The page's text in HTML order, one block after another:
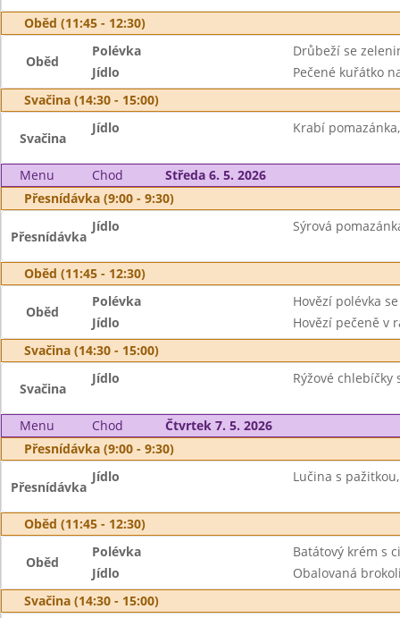
Oběd (11:45 - 12:30)
Oběd
Polévka
Drůbeží se
Jídlo
Pečené kuřátko
Svačina (14:30 - 15:00)
Svačina
Jídlo Krabí
Menu Chod
Středa 6. 5. 2026
Přesnídávka (9:00 - 9:30)
Přesnídávka
Jídlo Sýrová
Oběd (11:45 - 12:30)
Oběd
Polévka
Hovězí polévka
Jídlo
Hovězí pečeně v
Svačina (14:30 - 15:00)
Svačina
Jídlo Rýžové chlebíčky
Menu Chod
Čtvrtek 7. 5. 2026
Přesnídávka (9:00 - 9:30)
Přesnídávka
Jídlo Lučina s
Oběd (11:45 - 12:30)
Oběd
Polévka
Batátový krém s
Jídlo
Obalovaná
Svačina (14:30 - 15:00)